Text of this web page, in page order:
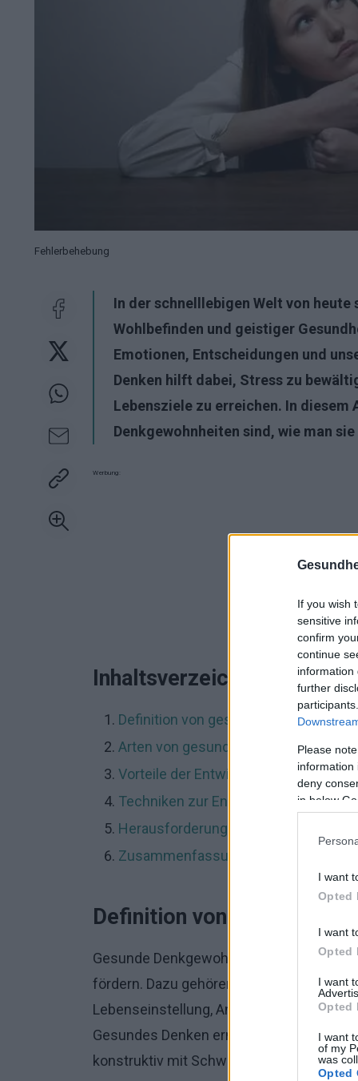
If you wish
sensitive
confirm
continue
information
further
Please
information
deny
in below
I want
Opted
I want
Opted
I want
Opted
I want
of my
was
Opted
Fehlerbehebung
In der schnelllebigen Welt von
Wohlbefinden und geistiger
Emotionen, Entscheidungen und
Denken hilft dabei, Stress zu
Lebensziele zu erreichen. In
Denkgewohnheiten sind, wie man
Werbung:
Inhaltsverzeichnis
Definition von gesunden
Arten von gesunden
Vorteile der Entwicklung gesunder
Techniken zur Entwicklung gesunder
Herausforderungen bei der
Zusammenfassung
Definition von gesunden
Gesunde Denkgewohnheiten sind
fördern. Dazu gehören eine positive
Lebenseinstellung, Anpassungsfähigkeit
Gesundes Denken ermöglicht es uns,
konstruktiv mit Schwierigkeiten